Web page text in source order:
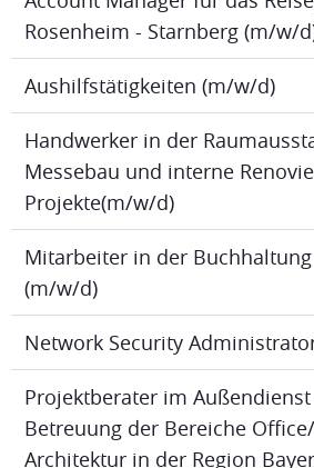
Rosenheim - Starnberg (m/w/
Aushilfstätigkeiten (m/w/d)
Handwerker in der
Messebau und interne
Projekte(m/w/d)
Mitarbeiter in der
(m/w/d)
Network Security
Projektberater im
Betreuung der Bereiche
Architektur in der Region